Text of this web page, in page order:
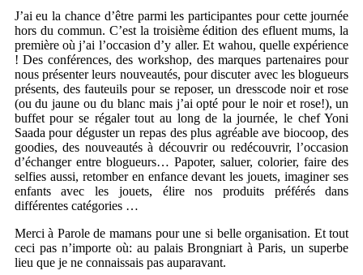
J’ai eu la chance d’être parmi les participantes pour cette journée
hors du commun. C’est la troisième édition des efluent mums, la
première où j’ai l’occasion d’y aller. Et wahou, quelle expérience
! Des conférences, des workshop, des marques partenaires pour
nous présenter leurs nouveautés, pour discuter avec les blogueurs
présents, des fauteuils pour se reposer, un dresscode noir et rose
(ou du jaune ou du blanc mais j’ai opté pour le noir et rose!), un
buffet pour se régaler tout au long de la journée, le chef Yoni
Saada pour déguster un repas des plus agréable ave biocoop, des
goodies, des nouveautés à découvrir ou redécouvrir, l’occasion
d’échanger entre blogueurs… Papoter, saluer, colorier, faire des
selfies aussi, retomber en enfance devant les jouets, imaginer ses
enfants avec les jouets, élire nos produits préférés dans
différentes catégories …
Merci à Parole de mamans pour une si belle organisation. Et tout
ceci pas n’importe où: au palais Brongniart à Paris, un superbe
lieu que je ne connaissais pas auparavant.